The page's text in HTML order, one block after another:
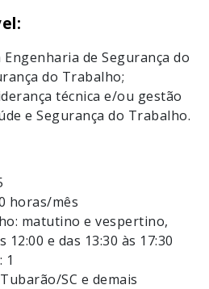
Engenharia de Segurança do
do Trabalho;
técnica e/ou gestão
e Segurança do Trabalho.
horas/mês
matutino e vespertino,
12:00 e das 13:30 às 17:30
1
SC e demais